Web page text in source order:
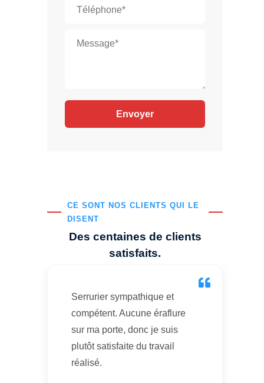
CE SONT NOS CLIENTS QUI LE
DISENT
Des centaines de clients
satisfaits.
Serrurier sympathique et
compétent. Aucune éraflure
sur ma porte, donc je suis
plutôt satisfaite du travail
réalisé.